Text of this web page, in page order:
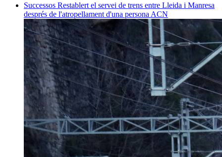
Successos Restablert el servei de trens entre Lleida i Manresa
després de l'atropellament d'una persona ACN